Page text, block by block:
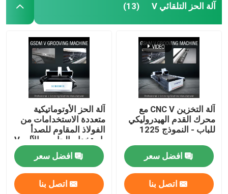
آلة الحز التلقائي V (13)
آلة التخزين CNC V مع
محرك القدم الهيدروليكي
للباب - النموذج 1225
افضل سعر
اتصل بنا
آلة الحز الأوتوماتيكية
متعددة الاستخدامات من
الفولاذ المقاوم للصدأ
باستخدام الحاسب الآلي V
1240
افضل سعر
اتصل بنا